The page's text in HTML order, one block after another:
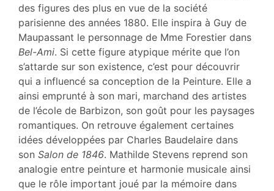
des figures des plus en vue de la société
parisienne des années 1880. Elle inspira à Guy de
Maupassant le personnage de Mme Forestier dans
Bel-Ami. Si cette figure atypique mérite que l’on
s’attarde sur son existence, c’est pour découvrir
qui a influencé sa conception de la Peinture. Elle a
ainsi emprunté à son mari, marchand des artistes
de l’école de Barbizon, son goût pour les paysages
romantiques. On retrouve également certaines
idées développées par Charles Baudelaire dans
son Salon de 1846. Mathilde Stevens reprend son
analogie entre peinture et harmonie musicale ainsi
que le rôle important joué par la mémoire dans